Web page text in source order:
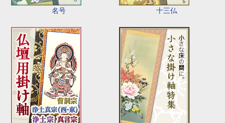
名号 十三仏